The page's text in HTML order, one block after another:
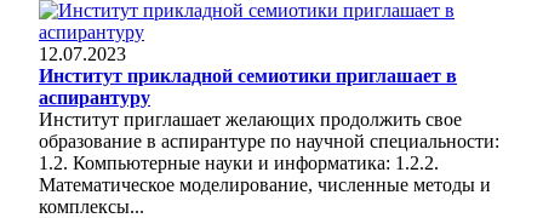
12.07.2023
Институт прикладной семиотики приглашает в
аспирантуру
Институт приглашает желающих продолжить свое
образование в аспирантуре по научной специальности:
1.2. Компьютерные науки и информатика: 1.2.2.
Математическое моделирование, численные методы и
комплексы...